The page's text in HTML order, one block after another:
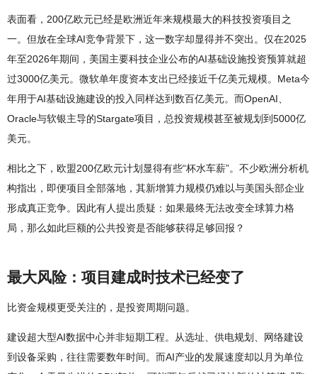
表面看，200亿欧元已经是欧洲近年来规模最大的科技投资项目之
一。但放在全球AI竞争背景下，这一数字却显得并不突出。仅在2025
年至2026年期间，美国主要科技企业公布的AI基础设施投资预算就超
过3000亿美元。微软单年度资本支出已经接近千亿美元规模。Meta今
年用于AI基础设施建设的投入同样达到数百亿美元。而OpenAI、
Oracle与软银主导的Stargate项目，总投资规模甚至被规划到5000亿
美元。
相比之下，欧盟200亿欧元计划显得有些“杯水车薪”。不少欧洲分析机
构指出，即便项目全部落地，其新增算力规模仍难以与美国头部企业
形成真正竞争。因此有人提出质疑：如果最终无法改变全球算力格
局，那么如此巨额的公共投资是否能够获得足够回报？
最大风险：项目建成时技术已经变了
比资金规模更受关注的，是投资周期问题。
建设超大型AI数据中心并非短期工程。从选址、供电规划、网络建设
到设备采购，往往需要数年时间。而AI产业的发展速度却以月为单位